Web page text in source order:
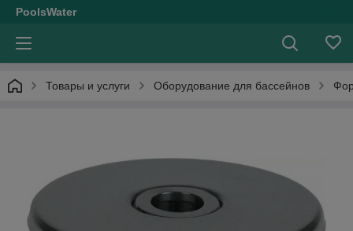
PoolsWater
Товары и услуги Оборудование для бассейнов